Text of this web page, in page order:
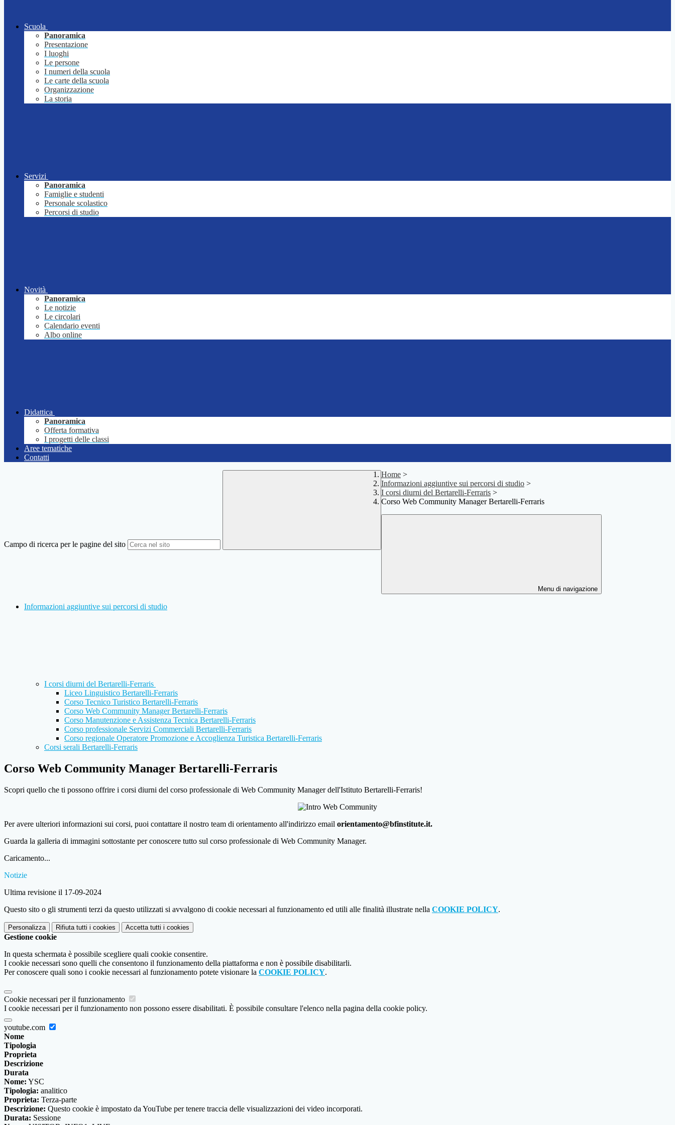
Scuola
Panoramica
Presentazione
I luoghi
Le persone
I numeri della scuola
Le carte della scuola
Organizzazione
La storia
Servizi
Panoramica
Famiglie e studenti
Personale scolastico
Percorsi di studio
Novità
Panoramica
Le notizie
Le circolari
Calendario eventi
Albo online
Didattica
Panoramica
Offerta formativa
I progetti delle classi
Aree tematiche
Contatti
Campo di ricerca per le pagine del sito
Home >
Informazioni aggiuntive sui percorsi di studio >
I corsi diurni del Bertarelli-Ferraris >
Corso Web Community Manager Bertarelli-Ferraris
Menu di navigazione
Informazioni aggiuntive sui percorsi di studio
I corsi diurni del Bertarelli-Ferraris
Liceo Linguistico Bertarelli-Ferraris
Corso Tecnico Turistico Bertarelli-Ferraris
Corso Web Community Manager Bertarelli-Ferraris
Corso Manutenzione e Assistenza Tecnica Bertarelli-Ferraris
Corso professionale Servizi Commerciali Bertarelli-Ferraris
Corso regionale Operatore Promozione e Accoglienza Turistica Bertarelli-Ferraris
Corsi serali Bertarelli-Ferraris
Corso Web Community Manager Bertarelli-Ferraris
Scopri quello che ti possono offrire i corsi diurni del corso professionale di Web Community Manager dell'Istituto Bertarelli-Ferraris!
Per avere ulteriori informazioni sui corsi, puoi contattare il nostro team di orientamento all'indirizzo email orientamento@bfinstitute.it.
Guarda la galleria di immagini sottostante per conoscere tutto sul corso professionale di Web Community Manager.
Caricamento...
Notizie
Ultima revisione il 17-09-2024
Questo sito o gli strumenti terzi da questo utilizzati si avvalgono di cookie necessari al funzionamento ed utili alle finalità illustrate nella COOKIE POLICY.
Personalizza Rifiuta tutti i cookies Accetta tutti i cookies
Gestione cookie
In questa schermata è possibile scegliere quali cookie consentire.
I cookie necessari sono quelli che consentono il funzionamento della piattaforma e non è possibile disabilitarli.
Per conoscere quali sono i cookie necessari al funzionamento potete visionare la COOKIE POLICY.
Cookie necessari per il funzionamento
I cookie necessari per il funzionamento non possono essere disabilitati. È possibile consultare l'elenco nella pagina della cookie policy.
youtube.com
Nome
Tipologia
Proprieta
Descrizione
Durata
Nome: YSC
Tipologia: analitico
Proprieta: Terza-parte
Descrizione: Questo cookie è impostato da YouTube per tenere traccia delle visualizzazioni dei video incorporati.
Durata: Sessione